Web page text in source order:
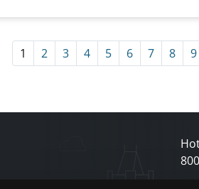
1 2 3 4 5 6 7 8 9
800